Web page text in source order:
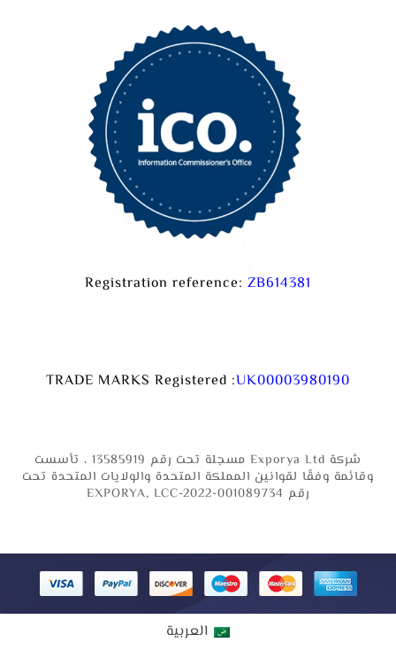
Registration reference: ZB614381
TRADE MARKS Registered :UK00003980190
شركة Exporya Ltd مسجلة تحت رقم 13585919 ، تأسست
وقائمة وفقًا لقوانين المملكة المتحدة والولايات المتحدة تحت
رقم EXPORYA, LCC-2022-001089734
العربية